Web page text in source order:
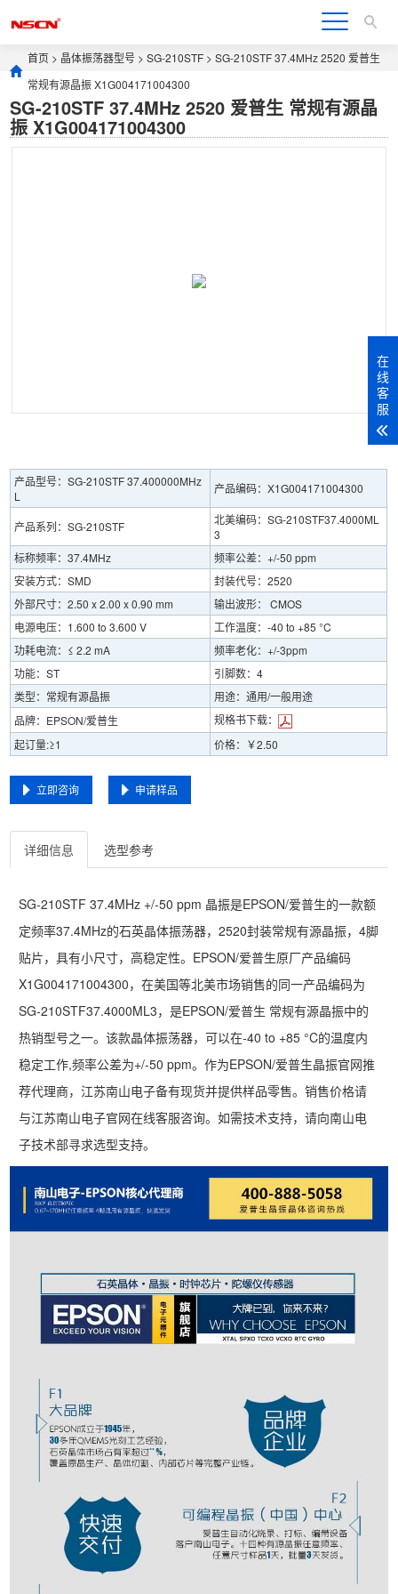
首页 > 晶体振荡器型号 >SG-210STF > SG-210STF 37.4MHz 2520 爱普生
常规有源晶振 X1G004171004300
SG-210STF 37.4MHz 2520 爱普生 常规有源晶
振 X1G004171004300
产品型号：SG-210STF 37.400000MHz
L
产品编码：X1G004171004300
产品系列：SG-210STF
北美编码：SG-210STF37.4000ML
3
标称频率：37.4MHz
频率公差：+/-50 ppm
安装方式：SMD
封装代号：2520
外部尺寸：2.50 x 2.00 x 0.90 mm
输出波形： CMOS
电源电压：1.600 to 3.600 V
工作温度：-40 to +85 °C
功耗电流：≤ 2.2 mA
频率老化：+/-3ppm
功能：ST
引脚数：4
类型：常规有源晶振
用途：通用/一般用途
品牌：EPSON/爱普生
规格书下载：
起订量:≥1
价格：￥2.50
立即咨询 申请样品
详细信息 选型参考
SG-210STF 37.4MHz +/-50 ppm 晶振是EPSON/爱普生的一款额
定频率37.4MHz的石英晶体振荡器，2520封装常规有源晶振，4脚
贴片，具有小尺寸，高稳定性。EPSON/爱普生原厂产品编码
X1G004171004300，在美国等北美市场销售的同一产品编码为
SG-210STF37.4000ML3，是EPSON/爱普生 常规有源晶振中的
热销型号之一。该款晶体振荡器，可以在-40 to +85 °C的温度内
稳定工作,频率公差为+/-50 ppm。作为EPSON/爱普生晶振官网推
荐代理商，江苏南山电子备有现货并提供样品零售。销售价格请
与江苏南山电子官网在线客服咨询。如需技术支持，请向南山电
子技术部寻求选型支持。
在
线
客
服